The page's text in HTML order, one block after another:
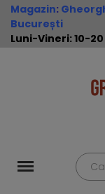
Magazin:
București
Luni-Vineri: 10-